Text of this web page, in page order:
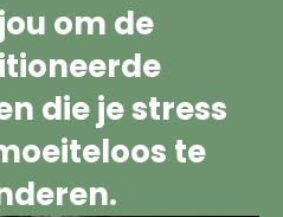
om de
die je stress
te